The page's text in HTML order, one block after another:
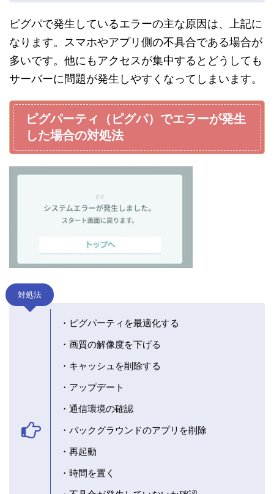
ピグパで発生しているエラーの主な原因は、上記に
なります。スマホやアプリ側の不具合である場合が
多いです。他にもアクセスが集中するとどうしても
サーバーに問題が発生しやすくなってしまいます。
ピグパーティ（ピグパ）でエラーが発生
した場合の対処法
対処法
・ピグパーティを最適化する
・画質の解像度を下げる
・キャッシュを削除する
・アップデート
・通信環境の確認
・バックグラウンドのアプリを削除
・再起動
・時間を置く